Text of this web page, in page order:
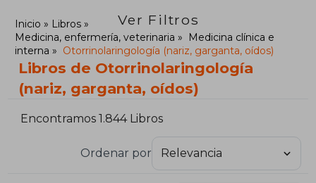
Ver Filtros
Inicio
Libros
Medicina, enfermería, veterinaria
Medicina clínica e
interna
Otorrinolaringología (nariz, garganta, oídos)
Libros de Otorrinolaringología
(nariz, garganta, oídos)
Encontramos 1.844 Libros
Ordenar por